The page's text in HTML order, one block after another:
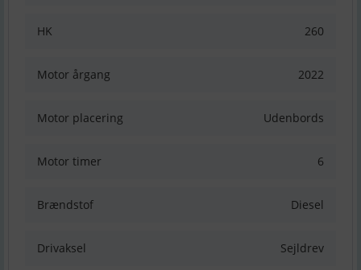
HK 260
Motor årgang 2022
Motor placering Udenbords
Motor timer 6
Brændstof Diesel
Drivaksel Sejldrev